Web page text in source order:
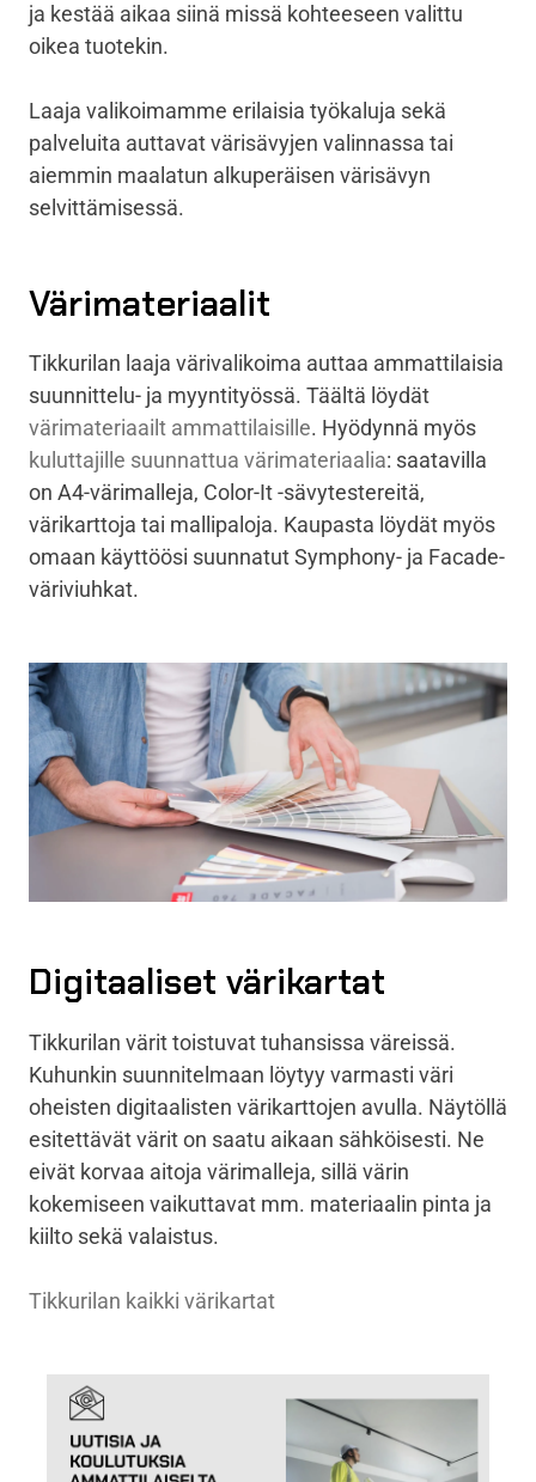
ja kestää aikaa siinä missä kohteeseen valittu
oikea tuotekin.
Laaja valikoimamme erilaisia työkaluja sekä
palveluita auttavat värisävyjen valinnassa tai
aiemmin maalatun alkuperäisen värisävyn
selvittämisessä.
Värimateriaalit
Tikkurilan laaja värivalikoima auttaa ammattilaisia
suunnittelu- ja myyntityössä. Täältä löydät
värimateriaailt ammattilaisille. Hyödynnä myös
kuluttajille suunnattua värimateriaalia: saatavilla
on A4-värimalleja, Color-It -sävytestereitä,
värikarttoja tai mallipaloja. Kaupasta löydät myös
omaan käyttöösi suunnatut Symphony- ja Facade-
väriviuhkat.
Digitaaliset värikartat
Tikkurilan värit toistuvat tuhansissa väreissä.
Kuhunkin suunnitelmaan löytyy varmasti väri
oheisten digitaalisten värikarttojen avulla. Näytöllä
esitettävät värit on saatu aikaan sähköisesti. Ne
eivät korvaa aitoja värimalleja, sillä värin
kokemiseen vaikuttavat mm. materiaalin pinta ja
kiilto sekä valaistus.
Tikkurilan kaikki värikartat